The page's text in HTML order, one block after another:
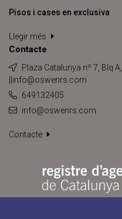
Pisos i cases en exclusiva
Llegir més
Contacte
Plaza Catalunya nº 7, Blq
||info@oswenrs.com
649132405
info@oswenrs.com
Contacte